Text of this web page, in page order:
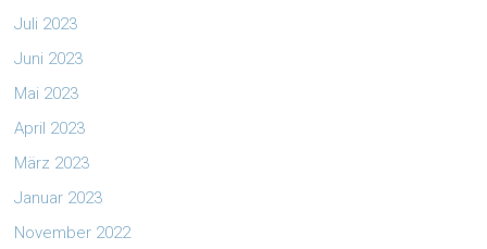
Juli 2023
Juni 2023
Mai 2023
April 2023
März 2023
Januar 2023
November 2022